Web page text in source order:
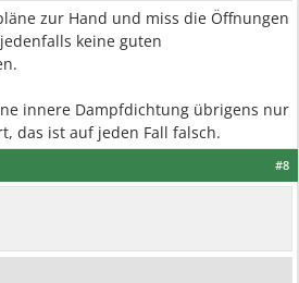
zur Hand und miss die Öffnungen
keine guten
innere Dampfdichtung übrigens nur
das ist auf jeden Fall falsch.
#8